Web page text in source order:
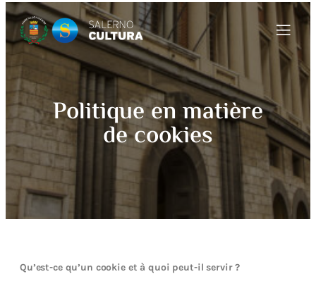
Politique en matière
de cookies
Qu’est-ce qu’un cookie et à quoi peut-il servir ?